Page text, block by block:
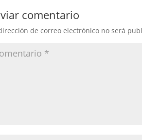
comentario
de correo electrónico no será